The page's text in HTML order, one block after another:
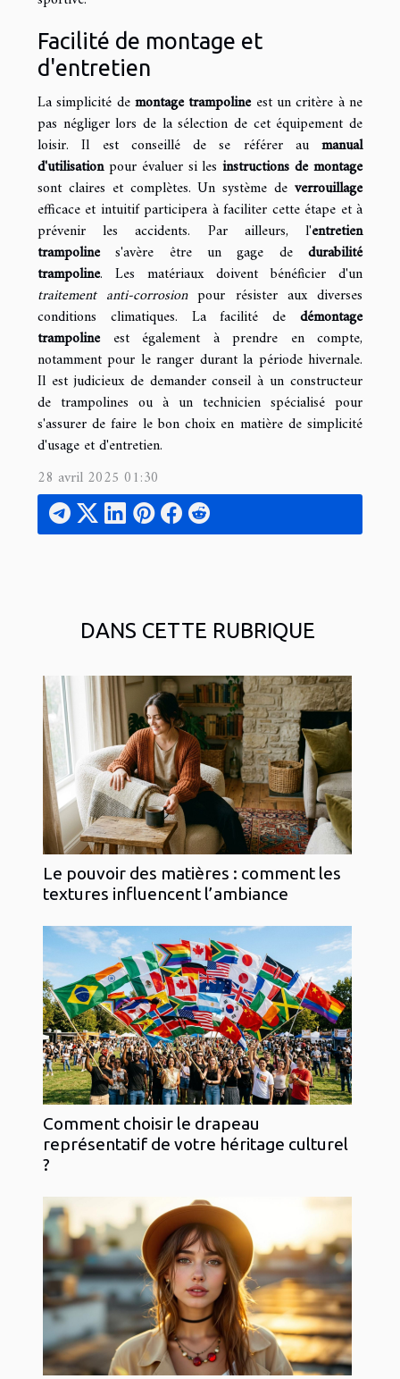
Facilité de montage et
d'entretien
La simplicité demontage trampolineest un critère à ne
pas négliger lors de la sélection de cet équipement de
loisir. Il est conseillé de se référer au manual
d'utilisationpour évaluer si lesinstructions de montage
sont claires et complètes. Un système de verrouillage
efficace et intuitif participera à faciliter cette étape et à
prévenir les accidents. Par ailleurs, l'entretien
trampolines'avère être un gage de durabilité
trampoline. Les matériaux doivent bénéficier d'un
traitement anti-corrosionpour résister aux diverses
conditions climatiques. La facilité de démontage
trampolineest également à prendre en compte,
notamment pour le ranger durant la période hivernale.
Il est judicieux de demander conseil à un constructeur
de trampolines ou à un technicien spécialisé pour
s'assurer de faire le bon choix en matière de simplicité
d'usage et d'entretien.
28 avril 2025 01:30
DANS CETTE RUBRIQUE
Le pouvoir des matières : comment les
textures influencent l’ambiance
Comment choisir le drapeau
représentatif de votre héritage culturel
?